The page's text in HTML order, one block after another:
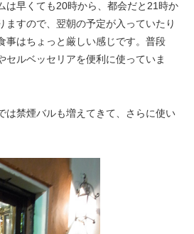
は早くても20時から、都会だと21時か
ますので、翌朝の予定が入っていたり
事はちょっと厳しい感じです。普段
セルベッセリアを便利に使っていま
は禁煙バルも増えてきて、さらに使い